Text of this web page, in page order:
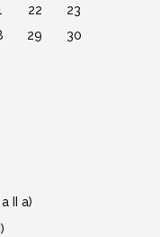
22
23
29
30
II a)